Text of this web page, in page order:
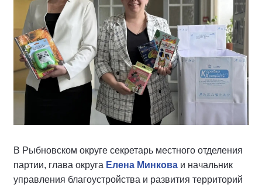
В Рыбновском округе секретарь местного отделения
партии, глава округа Елена Минкова и начальник
управления благоустройства и развития территорий